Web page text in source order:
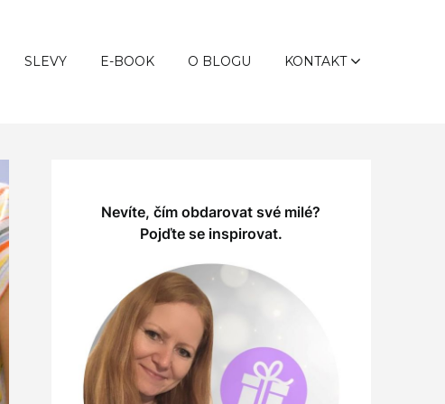
SLEVY E-BOOK O BLOGU KONTAKT
Nevíte, čím obdarovat své milé?
Pojďte se inspirovat.